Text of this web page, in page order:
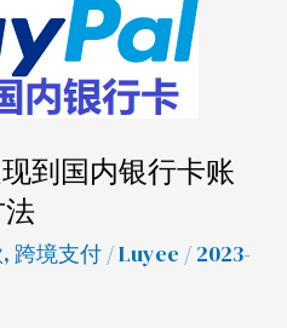
到国内银行卡账
, 跨境支付 /Luyee / 2023-